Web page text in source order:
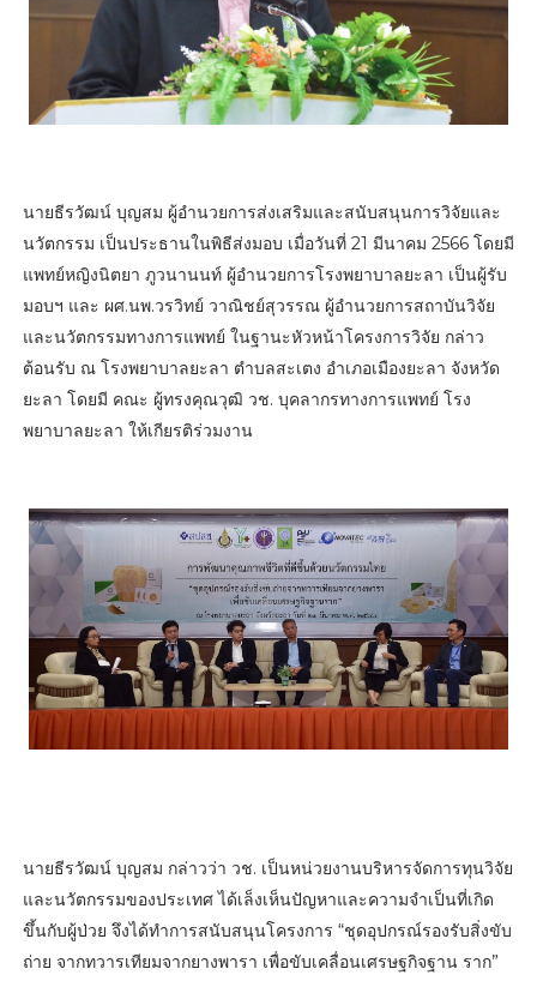
นายธีรวัฒน์ บุญสม ผู้อำนวยการส่งเสริมและสนับสนุนการวิจัยและ
นวัตกรรม เป็นประธานในพิธีส่งมอบ เมื่อวันที่ 21 มีนาคม 2566 โดยมี
แพทย์หญิงนิตยา ภูวนานนท์ ผู้อำนวยการโรงพยาบาลยะลา เป็นผู้รับ
มอบฯ และ ผศ.นพ.วรวิทย์ วาณิชย์สุวรรณ ผู้อำนวยการสถาบันวิจัย
และนวัตกรรมทางการแพทย์ ในฐานะหัวหน้าโครงการวิจัย กล่าว
ต้อนรับ ณ โรงพยาบาลยะลา ตำบลสะเตง อำเภอเมืองยะลา จังหวัด
ยะลา โดยมี คณะ ผู้ทรงคุณวุฒิ วช. บุคลากรทางการแพทย์ โรง
พยาบาลยะลา ให้เกียรติร่วมงาน
นายธีรวัฒน์ บุญสม กล่าวว่า วช. เป็นหน่วยงานบริหารจัดการทุนวิจัย
และนวัตกรรมของประเทศ ได้เล็งเห็นปัญหาและความจําเป็นที่เกิด
ขึ้นกับผู้ป่วย จึงได้ทําการสนับสนุนโครงการ “ชุดอุปกรณ์รองรับสิ่งขับ
ถ่าย จากทวารเทียมจากยางพารา เพื่อขับเคลื่อนเศรษฐกิจฐาน ราก”